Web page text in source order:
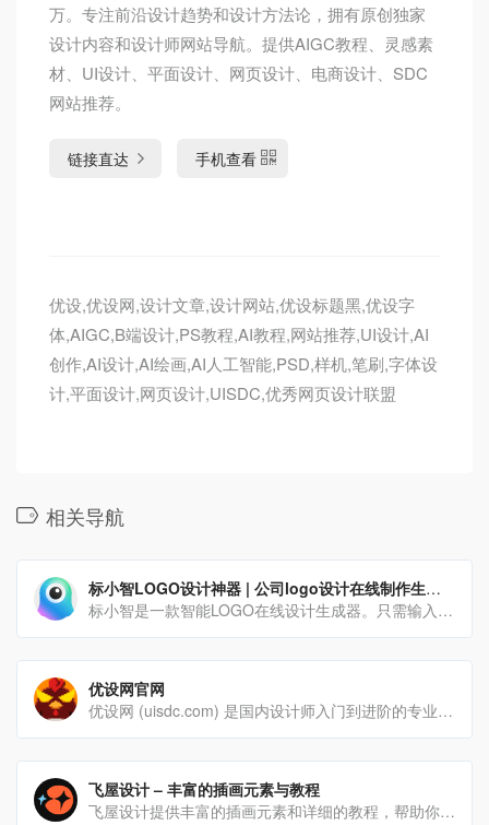
万。专注前沿设计趋势和设计方法论，拥有原创独家
设计内容和设计师网站导航。提供AIGC教程、灵感素
材、UI设计、平面设计、网页设计、电商设计、SDC
网站推荐。
链接直达 手机查看
优设,优设网,设计文章,设计网站,优设标题黑,优设字
体,AIGC,B端设计,PS教程,AI教程,网站推荐,UI设计,AI
创作,AI设计,AI绘画,AI人工智能,PSD,样机,笔刷,字体设
计,平面设计,网页设计,UISDC,优秀网页设计联盟
相关导航
标小智LOGO设计神器 | 公司logo设计在线制作生成器 – 标小智
标小智是一款智能LOGO在线设计生成器。只需输入品牌名称就能免费在线生成公司logo设计，商标设计，以及配套企业VI助您打造个性品牌。
优设网官网
优设网 (uisdc.com) 是国内设计师入门到进阶的专业设计网站。AIGC及设计内容全面及时，全网粉丝过千万。专注前沿设计趋势和设计方法论，拥有原创独家设计内容和设计师网站导航。提供AIGC教程、灵感素材、UI设计、平面设计、网页设计、电商设计、SDC网站推荐。
飞屋设计 – 丰富的插画元素与教程
飞屋设计提供丰富的插画元素和详细的教程，帮助你轻松创作独特的插画作品。